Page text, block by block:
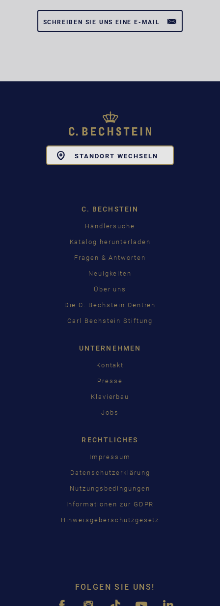
SCHREIBEN SIE UNS EINE E-MAIL
STANDORT WECHSELN
C. BECHSTEIN
Händlersuche
Katalog herunterladen
Fragen & Antworten
Neuigkeiten
Über uns
Die C. Bechstein Centren
Carl Bechstein Stiftung
UNTERNEHMEN
Kontakt
Presse
Klavierbau
Jobs
RECHTLICHES
Impressum
Datenschutzerklärung
Nutzungsbedingungen
Informationen zur GDPR
Hinweisgeberschutzgesetz
FOLGEN SIE UNS!